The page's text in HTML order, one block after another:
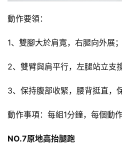
動作要領：
1、雙腳大於肩寬，右腿向外展；
2、雙臂與肩平行，左腿站立支
3、保持腹部收緊，腰背挺直，
動作事項：每組1分鐘，每個動作
NO.7原地高抬腿跑